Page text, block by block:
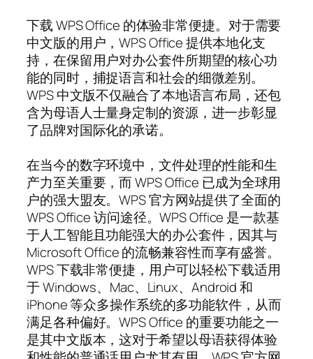
下载 WPS Office 的体验非常便捷。对于需要
中文版的用户，WPS Office 提供本地化支
持，在保留用户对办公套件所期望的核心功
能的同时，捕捉语言和社会的细微差别。
WPS 中文版不仅融合了本地语言布局，还包
含为母语人士量身定制的资源，进一步彰显
了品牌对国际化的承诺。
在当今的数字环境中，文件处理的性能和生
产力至关重要，而 WPS Office 已成为全球用
户的强大盟友。WPS 官方网站提供了全面的
WPS Office 访问途径。WPS Office 是一款基
于人工智能且功能强大的办公套件，因其与
Microsoft Office 的流畅兼容性而享有盛誉。
WPS 下载非常便捷，用户可以轻松下载适用
于 Windows、Mac、Linux、Android 和
iPhone 等众多操作系统的多功能软件，从而
满足各种偏好。WPS Office 的重要功能之一
是其中文版本，这对于希望以母语获得体验